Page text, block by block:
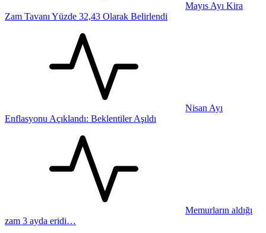
Mayıs Ayı Kira
Zam Tavanı Yüzde 32,43 Olarak Belirlendi
Nisan Ayı
Enflasyonu Açıklandı: Beklentiler Aşıldı
Memurların aldığı
zam 3 ayda eridi…